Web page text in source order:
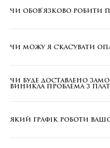
ЧИ ОБОВ'ЯЗКОВО РОБИТИ
ЧИ МОЖУ Я СКАСУВАТИ
ЧИ БУДЕ ДОСТАВЛЕНО
ВИНИКЛА ПРОБЛЕМА З
ЯКИЙ ГРАФІК РОБОТИ